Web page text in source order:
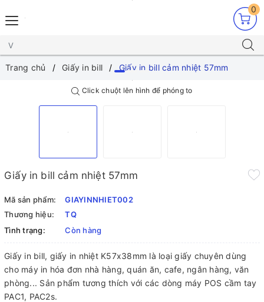
0
Trang chủ Giấy in bill Giấy in bill cảm nhiệt 57mm
Click chuột lên hình để phóng to
Giấy in bill cảm nhiệt 57mm
Mã sản phẩm:
GIAYINNHIET002
Thương hiệu:
TQ
Tình trạng:
Còn hàng
Giấy in bill, giấy in nhiệt K57x38mm là loại giấy chuyên dùng
cho máy in hóa đơn nhà hàng, quán ăn, cafe, ngân hàng, văn
phòng... Sản phẩm tương thích với các dòng máy POS cầm tay
PAC1, PAC2s.